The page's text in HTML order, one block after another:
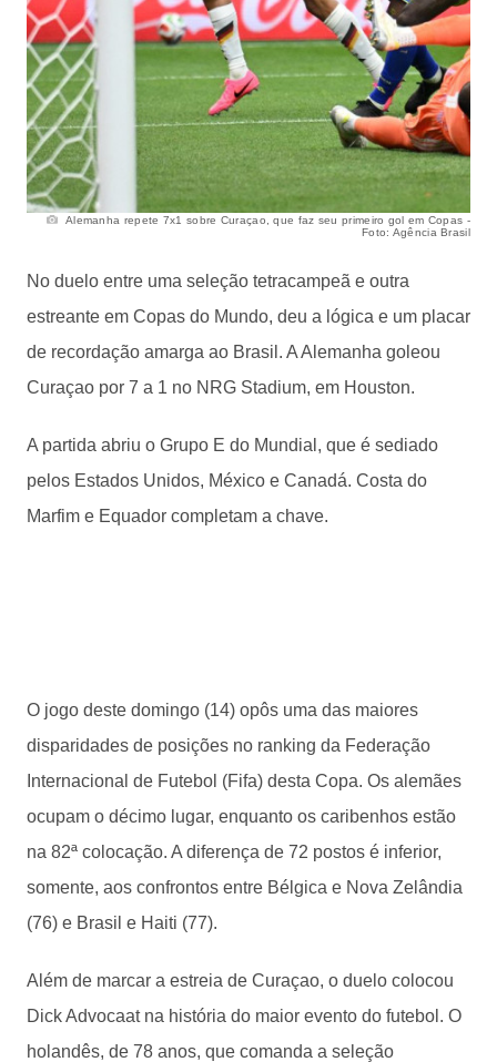
Alemanha repete 7x1 sobre Curaçao, que faz seu primeiro gol em Copas -
Foto: Agência Brasil
No duelo entre uma seleção tetracampeã e outra
estreante em Copas do Mundo, deu a lógica e um placar
de recordação amarga ao Brasil. A Alemanha goleou
Curaçao por 7 a 1 no NRG Stadium, em Houston.
A partida abriu o Grupo E do Mundial, que é sediado
pelos Estados Unidos, México e Canadá. Costa do
Marfim e Equador completam a chave.
O jogo deste domingo (14) opôs uma das maiores
disparidades de posições no ranking da Federação
Internacional de Futebol (Fifa) desta Copa. Os alemães
ocupam o décimo lugar, enquanto os caribenhos estão
na 82ª colocação. A diferença de 72 postos é inferior,
somente, aos confrontos entre Bélgica e Nova Zelândia
(76) e Brasil e Haiti (77).
Além de marcar a estreia de Curaçao, o duelo colocou
Dick Advocaat na história do maior evento do futebol. O
holandês, de 78 anos, que comanda a seleção